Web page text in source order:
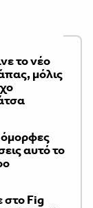
το νέο
μόλις
αυτό το
στο Fig